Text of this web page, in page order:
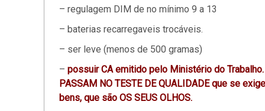
– regulagem DIM de no mínimo 9 a 13
– baterias recarregaveis trocáveis.
– ser leve (menos de 500 gramas)
– possuir CA emitido pelo Ministério do
PASSAM NO TESTE DE QUALIDADE que se
bens, que são OS SEUS OLHOS.